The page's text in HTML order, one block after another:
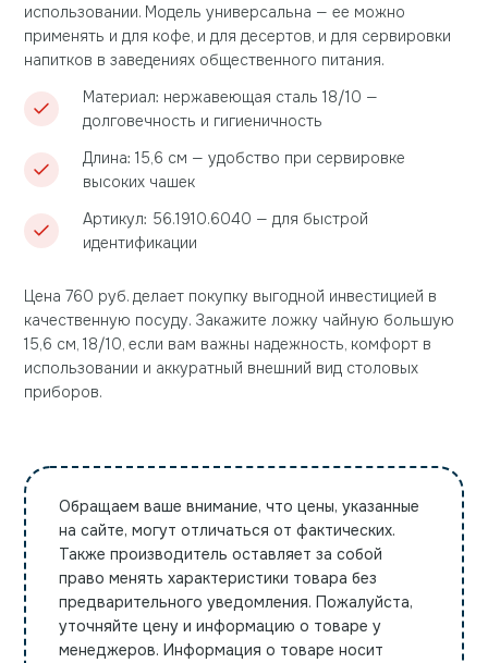
использовании. Модель универсальна — ее можно
применять и для кофе, и для десертов, и для сервировки
напитков в заведениях общественного питания.
Материал: нержавеющая сталь 18/10 —
долговечность и гигиеничность
Длина: 15,6 см — удобство при сервировке
высоких чашек
Артикул: 56.1910.6040 — для быстрой
идентификации
Цена 760 руб. делает покупку выгодной инвестицией в
качественную посуду. Закажите ложку чайную большую
15,6 см, 18/10, если вам важны надежность, комфорт в
использовании и аккуратный внешний вид столовых
приборов.
Обращаем ваше внимание, что цены, указанные
на сайте, могут отличаться от фактических.
Также производитель оставляет за собой
право менять характеристики товара без
предварительного уведомления. Пожалуйста,
уточняйте цену и информацию о товаре у
менеджеров. Информация о товаре носит